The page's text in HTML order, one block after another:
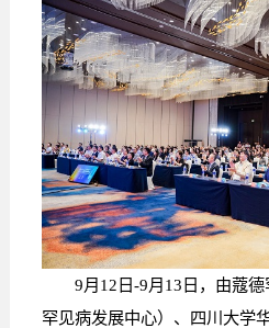
9月12日-9月13日，由蔻
罕见病发展中心）、四川大学